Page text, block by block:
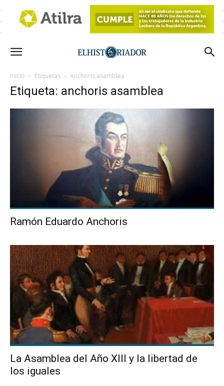
Inicio Etiquetas Anchoris asamblea
Etiqueta: anchoris asamblea
Ramón Eduardo Anchoris
La Asamblea del Año XIII y la libertad de
los iguales